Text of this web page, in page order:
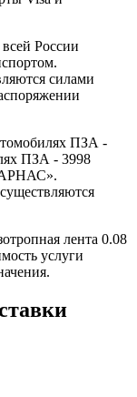
России
силами
ПЗА -
ПЗА - 3998
лента 0.08
услуги